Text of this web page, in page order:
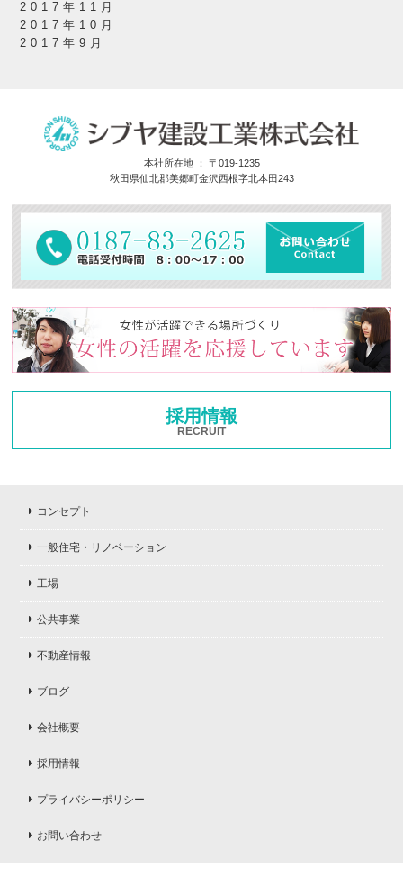
2017年11月
2017年10月
2017年9月
本社所在地 ： 〒019-1235
秋田県仙北郡美郷町金沢西根字北本田243
採用情報
RECRUIT
コンセプト
一般住宅・リノベーション
工場
公共事業
不動産情報
ブログ
会社概要
採用情報
プライバシーポリシー
お問い合わせ